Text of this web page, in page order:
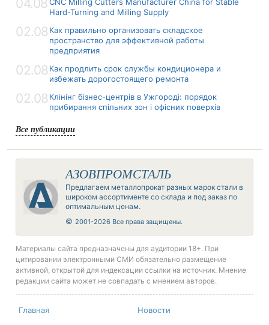
04.08
Hard-Turning and Milling Supply
02.08 Как правильно организовать складское
пространство для эффективной работы
предприятия
02.08 Как продлить срок службы кондиционера и
избежать дорогостоящего ремонта
02.08 Клінінг бізнес-центрів в Ужгороді: порядок
прибирання спільних зон і офісних поверхів
Все публикации
АЗОВПРОМСТАЛЬ
Предлагаем металлопрокат разных марок стали в
широком ассортименте со склада и под заказ по
оптимальным ценам.
© 2001-2026 Все права защищены.
Материалы сайта предназначены для аудитории 18+. При
цитировании электронными СМИ обязательно размещение
активной, открытой для индексации ссылки на источник. Мнение
редакции сайта может не совпадать с мнением авторов.
Главная Новости